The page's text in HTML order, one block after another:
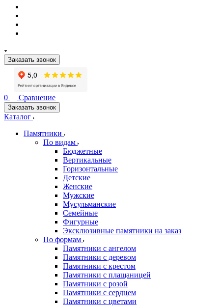
Заказать звонок
0 Сравнение
Заказать звонок
Каталог
Памятники
По видам
Бюджетные
Вертикальные
Горизонтальные
Детские
Женские
Мужские
Мусульманские
Семейные
Фигурные
Эксклюзивные памятники на заказ
По формам
Памятники с ангелом
Памятники с деревом
Памятники с крестом
Памятники с плащаницей
Памятники с розой
Памятники с сердцем
Памятники с цветами